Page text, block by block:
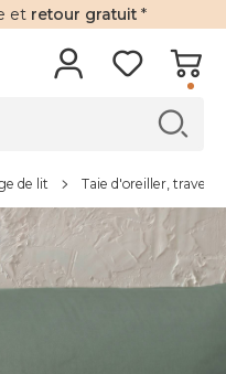
et retour gratuit *
de lit Taie d'oreiller,